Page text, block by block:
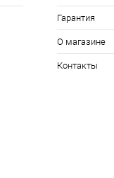
Гарантия
О магазине
Контакты